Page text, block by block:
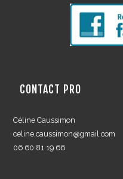
CONTACT PRO
Céline Caussimon
celine.caussimon@gmail.com
06 60 81 19 66